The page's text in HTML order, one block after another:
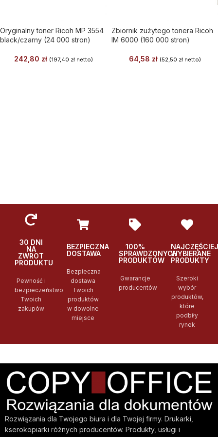
Oryginalny toner Ricoh MP 3554
black/czarny (24 000 stron)
242,80 zł (197,40 złnetto)
Zbiornik zużytego tonera Ricoh
IM 6000 (160 000 stron)
64,58 zł (52,50 złnetto)
30 DNI
NA
ZWROT
PRODUKTU
Pewność i
bezpieczeństwo
Twoich
zakupów
BEZPIECZNA
DOSTAWA
Bezpieczna
dostawa
Twoich
produktów
w dowolne
miejsce
100%
SPRAWDZONYCH
PRODUKTÓW
Gwarancje
producentów
NAJCZĘŚCIEJ
WYBIERANE
PRODUKTY
Szeroki
wybór
produktów,
które
podbiły
rynek
Rozwiązania dla Twojego biura i dla Twojej firmy. Drukarki,
kserokopiarki różnych producentów. Produkty, usługi i